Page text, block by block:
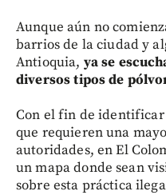
Aunque aún no
barrios de la ciudad y
Antioquia, ya se
diversos tipos de
Con el fin de identificar
que requieren una
autoridades, en El
un mapa donde sean
sobre esta práctica